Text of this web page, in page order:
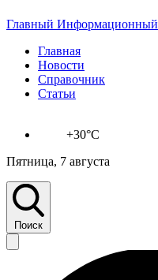
Главный Информационный
Главная
Новости
Справочник
Статьи
+30°C
Пятница, 7 августа
Поиск